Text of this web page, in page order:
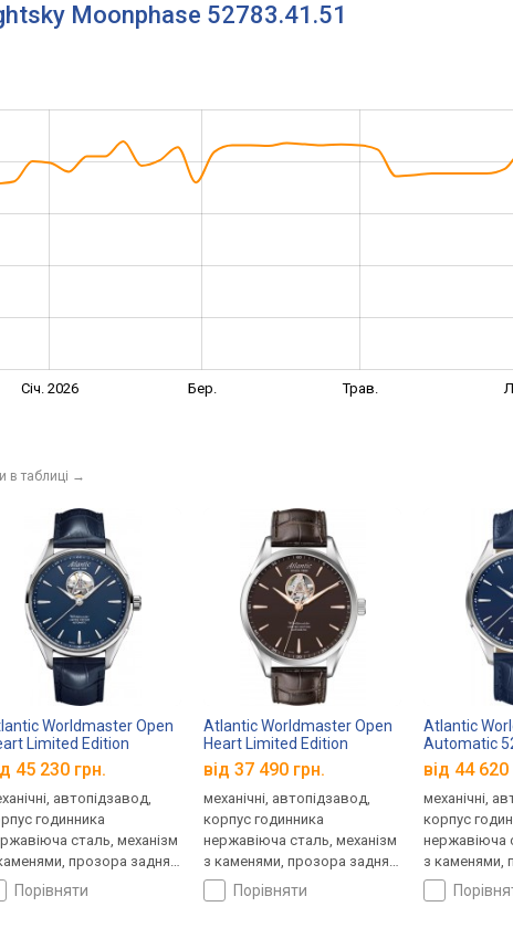
Moonphase 52783.41.51
Січ. 2026 Бер. Трав.
в таблиці →
Worldmaster Open
Limited Edition
45 230 грн.
автопідзавод,
годинника
сталь, механізм
прозора задня
ремінець: ремінець
WR 50, Швейцарія
порівняти
Atlantic Worldmaster Open
Heart Limited Edition
52780.41.81R
від 37 490 грн.
механічні, автопідзавод,
корпус годинника
нержавіюча сталь, механізм
з каменями, прозора задня
кришка, ремінець: ремінець
шкіряний, WR 50, Швейцарія
порівняти
Atlantic
Automatic
від 44 620
механічні,
корпус
нержавіюча
з каменями,
кришка,
шкіряний,